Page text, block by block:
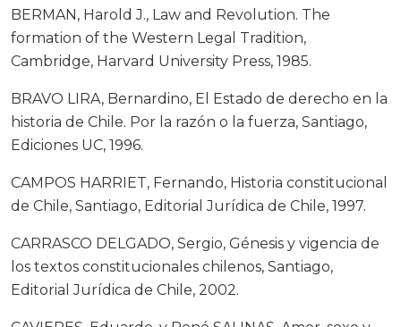
BERMAN, Harold J., Law and Revolution. The
formation of the Western Legal Tradition,
Cambridge, Harvard University Press, 1985.
BRAVO LIRA, Bernardino, El Estado de derecho en la
historia de Chile. Por la razón o la fuerza, Santiago,
Ediciones UC, 1996.
CAMPOS HARRIET, Fernando, Historia constitucional
de Chile, Santiago, Editorial Jurídica de Chile, 1997.
CARRASCO DELGADO, Sergio, Génesis y vigencia de
los textos constitucionales chilenos, Santiago,
Editorial Jurídica de Chile, 2002.